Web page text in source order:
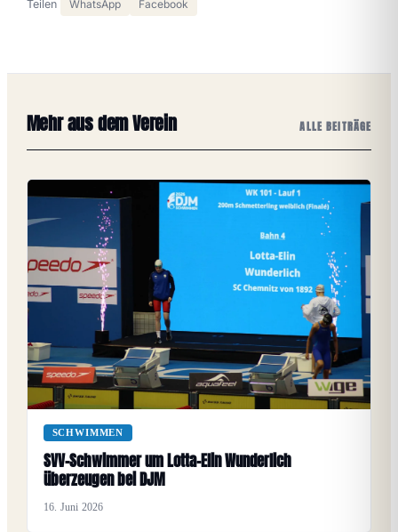
Teilen WhatsApp Facebook
Mehr aus dem Verein ALLE BEITRÄGE
SCHWIMMEN
SVV-Schwimmer um Lotta-Elin Wunderlich
überzeugen bei DJM
16. Juni 2026